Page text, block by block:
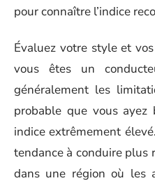
pour connaître l’indice
Évaluez votre style et
vous êtes un
généralement les
probable que vous ayez
indice extrêmement
tendance à conduire plus
dans une région où les